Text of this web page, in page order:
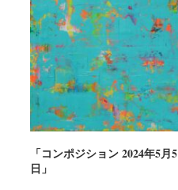
「コンポジション 2024年5月5
日」